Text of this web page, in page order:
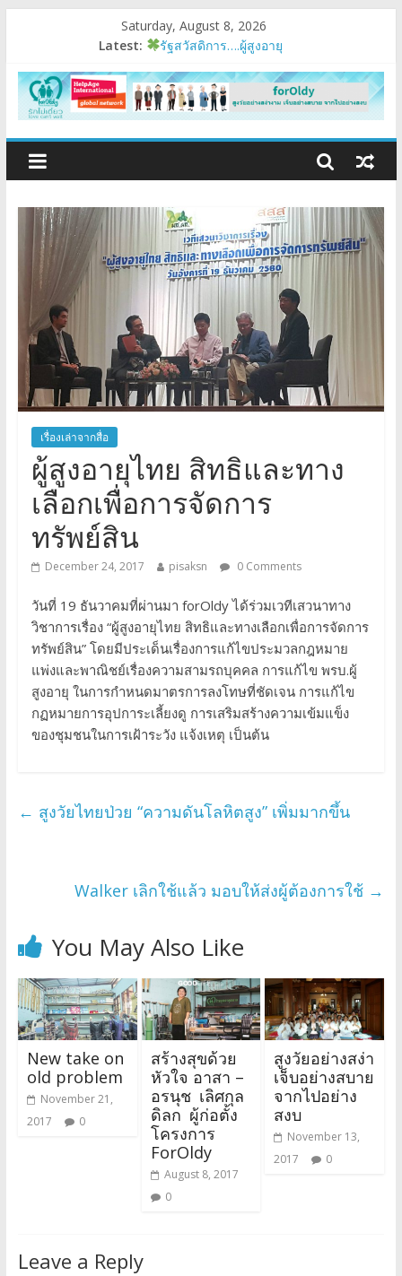
Saturday, August 8, 2026
Latest:
รัฐสวัสดิการ….ผู้สูงอายุ
มนุษย์ต่างวัย
Fest 2026
แรงบันดาลใจหนึ่ง
เรื่องเล่าจากสื่อ
ผู้สูงอายุไทย สิทธิและทาง
เลือกเพื่อการจัดการ
ทรัพย์สิน
December 24, 2017 pisaksn 0 Comments
วันที่ 19 ธันวาคมที่ผ่านมา forOldy ได้ร่วมเวทีเสวนาทาง
วิชาการเรื่อง “ผู้สูงอายุไทย สิทธิและทางเลือกเพื่อการจัดการ
ทรัพย์สิน” โดยมีประเด็นเรื่องการแก้ไขประมวลกฎหมาย
แพ่งและพาณิชย์เรื่องความสามรถบุคคล การแก้ไข พรบ.ผู้
สูงอายุ ในการกำหนดมาตรการลงโทษที่ชัดเจน การแก้ไข
กฏหมายการอุปการะเลี้ยงดู การเสริมสร้างความเข้มแข็ง
ของชุมชนในการเฝ้าระวัง แจ้งเหตุ เป็นต้น
← สูงวัยไทยป่วย “ความดันโลหิตสูง” เพิ่มมากขึ้น
Walker เลิกใช้แล้ว มอบให้ส่งผู้ต้องการใช้ →
You May Also Like
New take on
old problem
November 21,
2017
0
สร้างสุขด้วย
หัวใจ อาสา –
อรนุช เลิศกุล
ดิลก ผู้ก่อตั้ง
โครงการ
ForOldy
August 8, 2017
0
สูงวัยอย่างสง่า
เจ็บอย่างสบาย
จากไปอย่าง
สงบ
November 13,
2017
0
Leave a Reply